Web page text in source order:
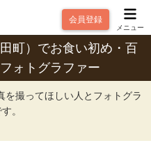
会員登録
メニュー
町）でお食い初め・百
ォトグラファー
撮ってほしい人とフォトグラ
。